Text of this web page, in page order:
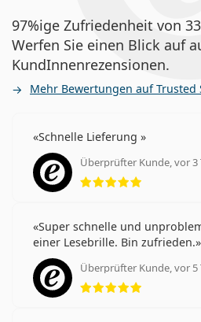
97%ige Zufriedenheit von
Werfen Sie einen Blick auf
KundInnenrezensionen.
Mehr Bewertungen auf Trusted
Schnelle Lieferung
Überprüfter Kunde, vor 3
Super schnelle und
einer Lesebrille. Bin zufrieden.
Überprüfter Kunde, vor 5